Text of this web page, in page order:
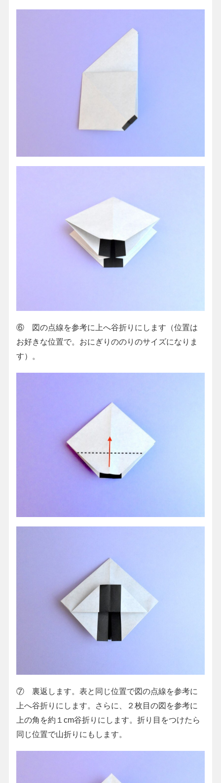
⑥ 図の点線を参考に上へ谷折りにします（位置は
お好きな位置で。おにぎりののりのサイズになりま
す）。
⑦ 裏返します。表と同じ位置で図の点線を参考に
上へ谷折りにします。さらに、２枚目の図を参考に
上の角を約１cm谷折りにします。折り目をつけたら
同じ位置で山折りにもします。